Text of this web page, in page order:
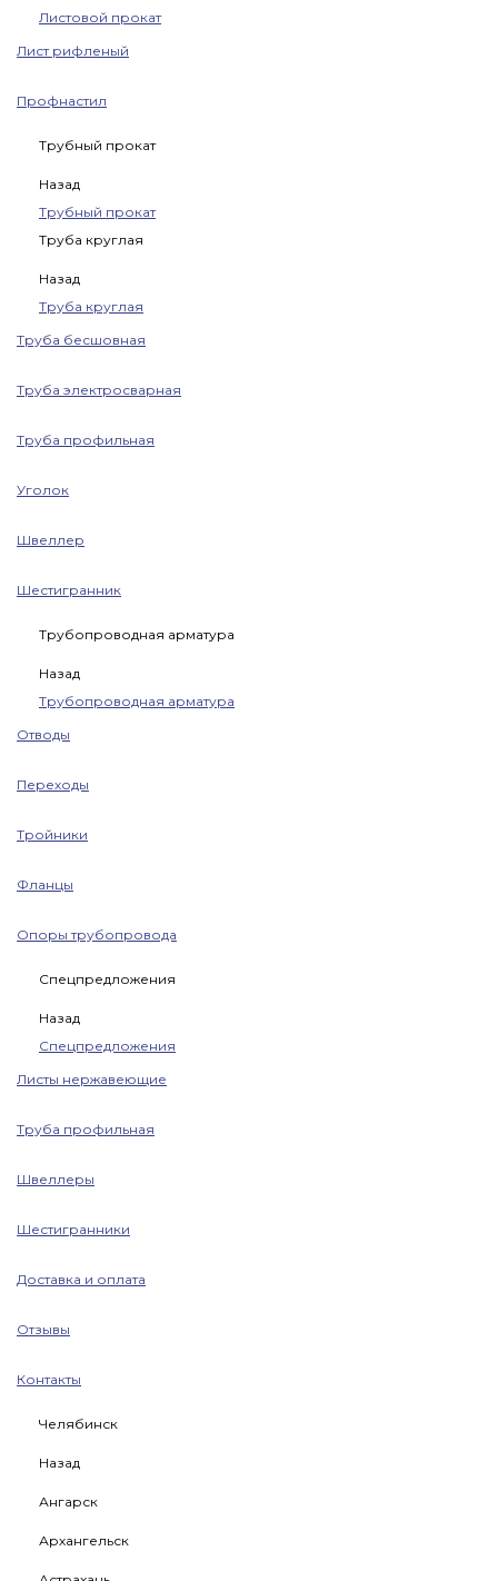
Листовой прокат
Лист рифленый
Профнастил
Трубный прокат
Назад
Трубный прокат
Труба круглая
Назад
Труба круглая
Труба бесшовная
Труба электросварная
Труба профильная
Уголок
Швеллер
Шестигранник
Трубопроводная арматура
Назад
Трубопроводная арматура
Отводы
Переходы
Тройники
Фланцы
Опоры трубопровода
Спецпредложения
Назад
Спецпредложения
Листы нержавеющие
Труба профильная
Швеллеры
Шестигранники
Доставка и оплата
Отзывы
Контакты
Челябинск
Назад
Ангарск
Архангельск